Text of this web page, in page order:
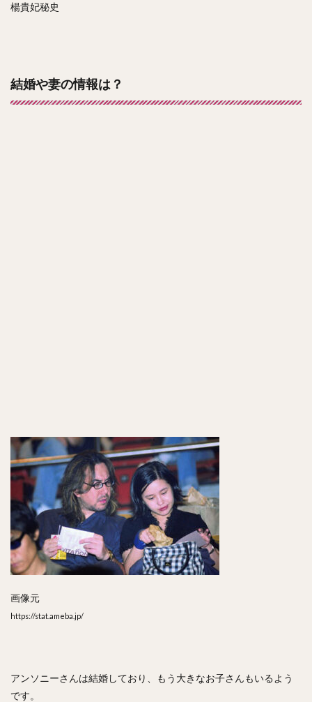
楊貴妃秘史
結婚や妻の情報は？
画像元
https://stat.ameba.jp/
アンソニーさんは結婚しており、もう大きなお子さんもいるよう
です。